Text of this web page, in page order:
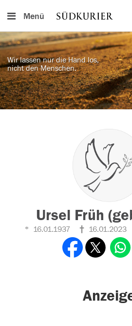
Menü
Wir lassen nur die Hand los,
nicht den Menschen.
Ursel Früh
16.01.1937 16.01.2023